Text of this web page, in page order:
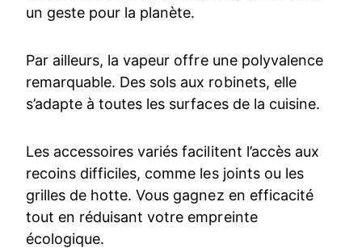
un geste pour la planète.
Par ailleurs, la vapeur offre une polyvalence
remarquable. Des sols aux robinets, elle
s’adapte à toutes les surfaces de la cuisine.
Les accessoires variés facilitent l’accès aux
recoins difficiles, comme les joints ou les
grilles de hotte. Vous gagnez en efficacité
tout en réduisant votre empreinte
écologique.